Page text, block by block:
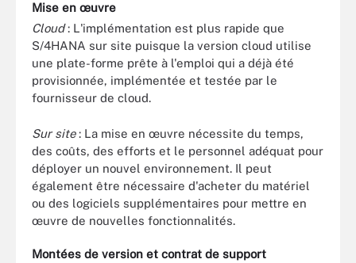
Mise en œuvre
Cloud: L'implémentation est plus rapide que
S/4HANA sur site puisque la version cloud utilise
une plate-forme prête à l'emploi qui a déjà été
provisionnée, implémentée et testée par le
fournisseur de cloud.
Sur site: La mise en œuvre nécessite du temps,
des coûts, des efforts et le personnel adéquat pour
déployer un nouvel environnement. Il peut
également être nécessaire d'acheter du matériel
ou des logiciels supplémentaires pour mettre en
œuvre de nouvelles fonctionnalités.
Montées de version et contrat de support